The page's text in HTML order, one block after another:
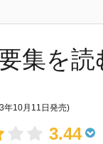
集を読
年10月11日発売)
3.44